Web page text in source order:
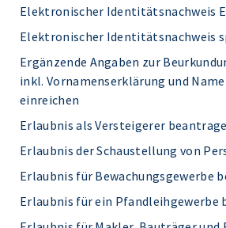
Elektronischer Identitätsnachweis
Elektronischer Identitätsnachweis
Ergänzende Angaben zur
inkl. Vornamenserklärung und
einreichen
Erlaubnis als Versteigerer
Erlaubnis der Schaustellung von
Erlaubnis für Bewachungsgewerbe
Erlaubnis für ein Pfandleihgewerbe